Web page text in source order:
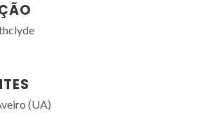
(UA)